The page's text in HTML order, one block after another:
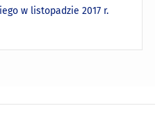
w listopadzie 2017 r.